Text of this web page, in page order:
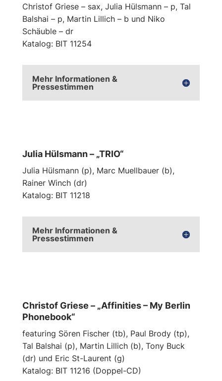
Christof Griese – sax, Julia Hülsmann – p, Tal
Balshai – p, Martin Lillich – b und Niko
Schäuble – dr
Katalog: BIT 11254
Mehr Informationen &
Pressestimmen
Julia Hülsmann – „TRIO“
Julia Hülsmann (p), Marc Muellbauer (b),
Rainer Winch (dr)
Katalog: BIT 11218
Mehr Informationen &
Pressestimmen
Christof Griese – „Affinities – My Berlin
Phonebook“
featuring Sören Fischer (tb), Paul Brody (tp),
Tal Balshai (p), Martin Lillich (b), Tony Buck
(dr) und Eric St-Laurent (g)
Katalog: BIT 11216 (Doppel-CD)